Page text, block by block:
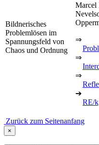
Bildnerisches
Problemlösen im
Spannungsfeld von
Chaos und Ordnung
Marcel
⇒
⇒
⇒
➔
RE/
Zurück zum Seitenanfang
×